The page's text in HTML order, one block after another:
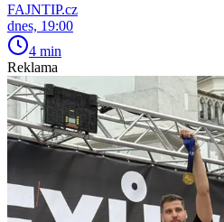
FAJNTIP.cz
dnes, 19:00
4 min
Reklama